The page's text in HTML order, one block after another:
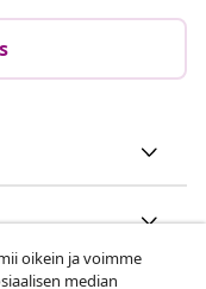
oikein ja voimme
median